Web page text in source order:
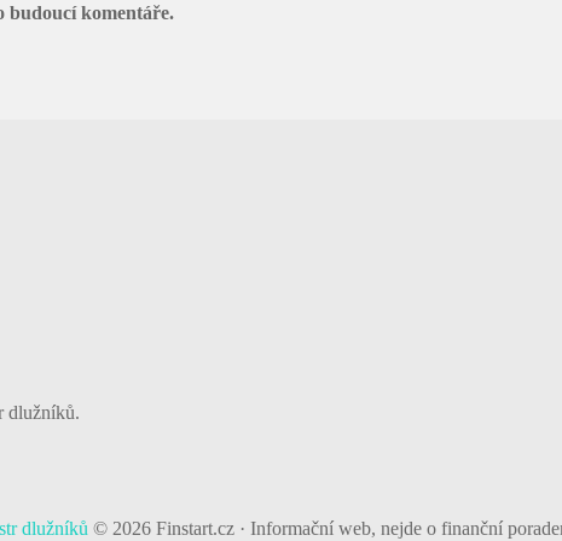
budoucí komentáře.
dlužníků.
dlužníků © 2026 Finstart.cz · Informační web, nejde o finanční